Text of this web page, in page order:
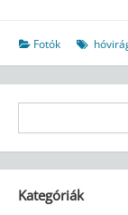
Fotók
Kategóriák